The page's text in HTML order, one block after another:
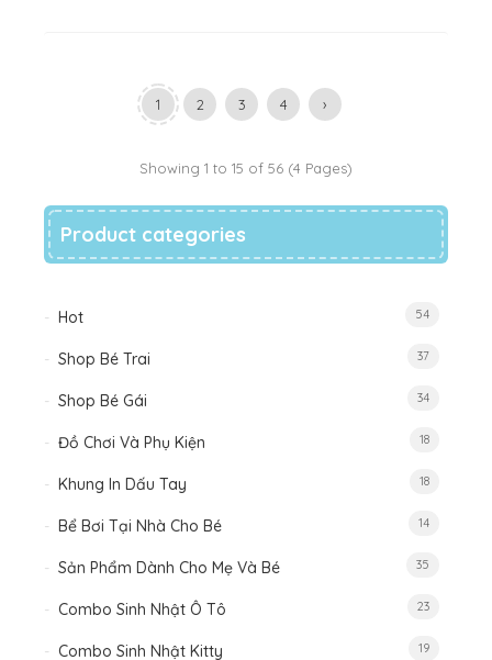
1 2 3 4 ›
Showing 1 to 15 of 56 (4 Pages)
Product categories
Hot 54
Shop Bé Trai 37
Shop Bé Gái 34
Đồ Chơi Và Phụ Kiện 18
Khung In Dấu Tay 18
Bể Bơi Tại Nhà Cho Bé 14
Sản Phẩm Dành Cho Mẹ Và Bé 35
Combo Sinh Nhật Ô Tô 23
Combo Sinh Nhật Kitty 19